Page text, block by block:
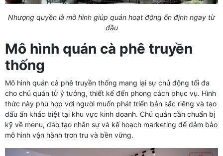
Nhượng quyền là mô hình giúp quán hoạt động ổn định ngay từ
đầu
Mô hình quán cà phê truyền
thống
Mô hình quán cà phê truyền thống mang lại sự chủ động tối đa
cho chủ quán từ ý tưởng, thiết kế đến phong cách phục vụ. Hình
thức này phù hợp với người muốn phát triển bản sắc riêng và tạo
dấu ấn khác biệt tại khu vực kinh doanh. Chủ quán cần chuẩn bị
kỹ về menu, đào tạo nhân sự và kế hoạch marketing để đảm bảo
mô hình vận hành trơn tru và bền vững.